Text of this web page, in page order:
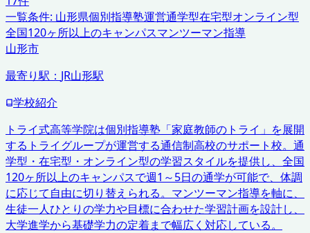
一覧条件: 山形県個別指導塾運営通学型在宅型オンライン型
全国120ヶ所以上のキャンパスマンツーマン指導
山形市
最寄り駅： JR山形駅
学校紹介
トライ式高等学院は個別指導塾「家庭教師のトライ」を展開
するトライグループが運営する通信制高校のサポート校。通
学型・在宅型・オンライン型の学習スタイルを提供し、全国
120ヶ所以上のキャンパスで週1～5日の通学が可能で、体調
に応じて自由に切り替えられる。マンツーマン指導を軸に、
生徒一人ひとりの学力や目標に合わせた学習計画を設計し、
大学進学から基礎学力の定着まで幅広く対応している。